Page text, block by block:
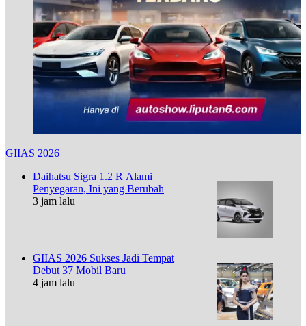
GIIAS 2026
Daihatsu Sigra 1.2 R Alami
Penyegaran, Ini yang Berubah
3 jam lalu
GIIAS 2026 Sukses Jadi Tempat
Debut 37 Mobil Baru
4 jam lalu